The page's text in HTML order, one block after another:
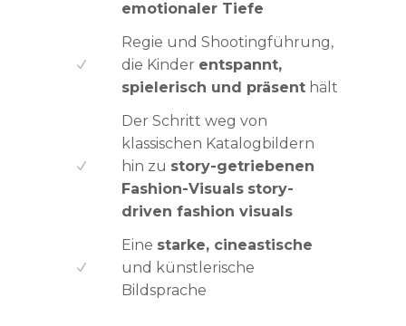
emotionaler Tiefe
Regie und Shootingführung,
die Kinder entspannt,
spielerisch und präsent hält
Der Schritt weg von
klassischen Katalogbildern
hin zu story-getriebenen
Fashion-Visuals story-
driven fashion visuals
Eine starke, cineastische
und künstlerische
Bildsprache